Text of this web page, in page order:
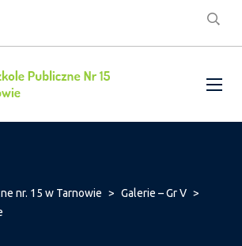
nr. 15 w Tarnowie > Galerie – Gr V >